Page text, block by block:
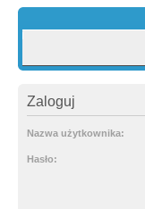
Zaloguj
Nazwa użytkownika:
Hasło: